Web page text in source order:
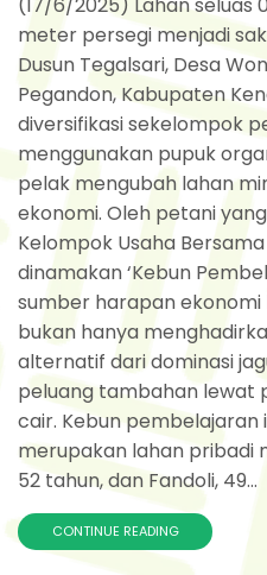
(17/6/2025) Lahan seluas
meter persegi menjadi
Dusun Tegalsari, Desa
Pegandon, Kabupaten
diversifikasi sekelompok
menggunakan pupuk
pelak mengubah lahan
ekonomi. Oleh petani
Kelompok Usaha
dinamakan ‘Kebun
sumber harapan ekonomi
bukan hanya
alternatif dari dominasi
peluang tambahan lewat
cair. Kebun
merupakan lahan pribadi
52 tahun, dan Fandoli, 49...
CONTINUE READING